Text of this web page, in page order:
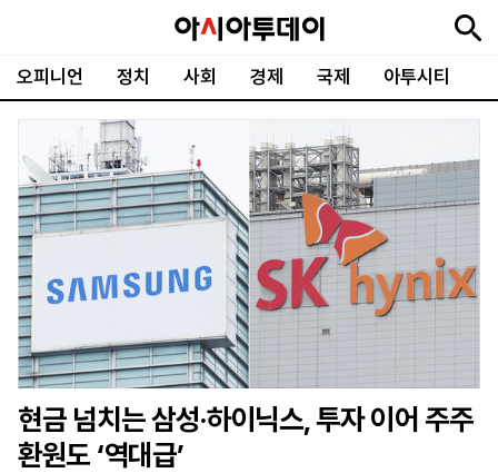
오피니언 정치 사회 경제 국제 아투시티
뉴
스
최
신
속
보
정
치
사
회
경
제
국
제
오
피
니
언
피
플
아
투
시
티
문
화
·
스
포
포
토
ENGLISH
中
文
Tiếng
Việt
지
면
신
문
후
원
제
보
회
사
앱
설
현금 넘치는 삼성·하이닉스, 투자 이어 주주
환원도 ‘역대급’